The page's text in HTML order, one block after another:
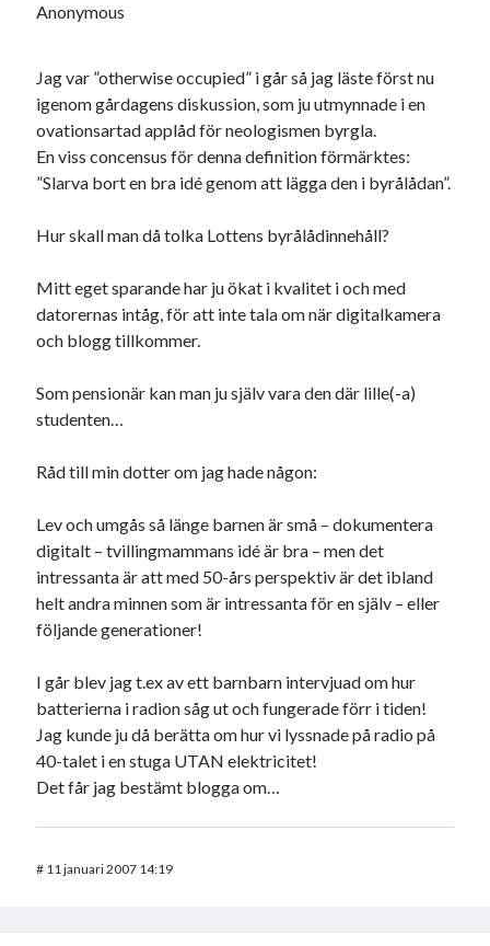
Anonymous
Jag var ”otherwise occupied” i går så jag läste först nu
igenom gårdagens diskussion, som ju utmynnade i en
ovationsartad applåd för neologismen byrgla.
En viss concensus för denna definition förmärktes:
”Slarva bort en bra idé genom att lägga den i byrålådan”.
Hur skall man då tolka Lottens byrålådinnehåll?
Mitt eget sparande har ju ökat i kvalitet i och med
datorernas intåg, för att inte tala om när digitalkamera
och blogg tillkommer.
Som pensionär kan man ju själv vara den där lille(-a)
studenten…
Råd till min dotter om jag hade någon:
Lev och umgås så länge barnen är små – dokumentera
digitalt – tvillingmammans idé är bra – men det
intressanta är att med 50-års perspektiv är det ibland
helt andra minnen som är intressanta för en själv – eller
följande generationer!
I går blev jag t.ex av ett barnbarn intervjuad om hur
batterierna i radion såg ut och fungerade förr i tiden!
Jag kunde ju då berätta om hur vi lyssnade på radio på
40-talet i en stuga UTAN elektricitet!
Det får jag bestämt blogga om…
# 11 januari 2007 14:19